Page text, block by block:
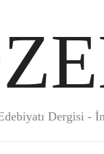
Dergisi -